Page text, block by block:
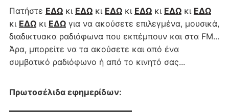
Πατήστε ΕΔΩκι ΕΔΩκι ΕΔΩκι ΕΔΩκι ΕΔΩκι ΕΔΩ
κι ΕΔΩκι ΕΔΩγια να ακούσετε επιλεγμένα, μουσικά,
διαδικτυακα ραδιόφωνα που εκπέμπουν και στα FM...
Άρα, μπορείτε να τα ακούσετε και από ένα
συμβατικό ραδιόφωνο ή από το κινητό σας...
Πρωτοσέλιδα εφημερίδων: